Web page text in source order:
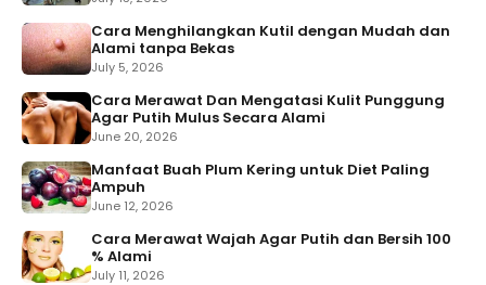
Cara Menghilangkan Kutil dengan Mudah dan
Alami tanpa Bekas
July 5, 2026
Cara Merawat Dan Mengatasi Kulit Punggung
Agar Putih Mulus Secara Alami
June 20, 2026
Manfaat Buah Plum Kering untuk Diet Paling
Ampuh
June 12, 2026
Cara Merawat Wajah Agar Putih dan Bersih 100
% Alami
July 11, 2026